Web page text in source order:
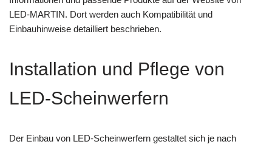
LED-MARTIN. Dort werden auch Kompatibilität und
Einbauhinweise detailliert beschrieben.
Installation und Pflege von
LED-Scheinwerfern
Der Einbau von LED-Scheinwerfern gestaltet sich je nach